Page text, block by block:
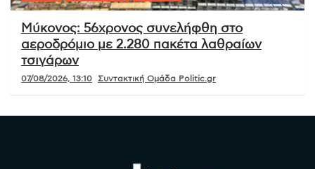
Μύκονος: 56χρονος συνελήφθη στο
αεροδρόμιο με 2.280 πακέτα λαθραίων
τσιγάρων
07/08/2026, 13:10 Συντακτική Ομάδα Politic.gr